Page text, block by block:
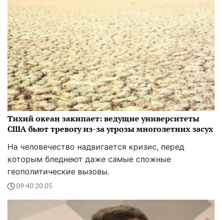
Тихий океан закипает: ведущие университеты
США бьют тревогу из-за угрозы многолетних засух
На человечество надвигается кризис, перед
которым бледнеют даже самые сложные
геополитические вызовы.
09:40 20.05